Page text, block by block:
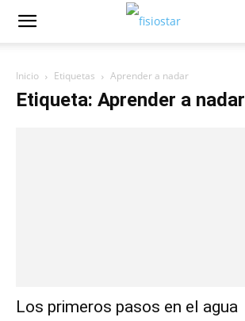
Inicio Etiquetas Aprender a nadar
Etiqueta: Aprender a nadar
Los primeros pasos en el agua